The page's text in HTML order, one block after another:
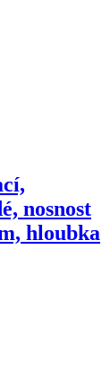
nosnost
hloubka